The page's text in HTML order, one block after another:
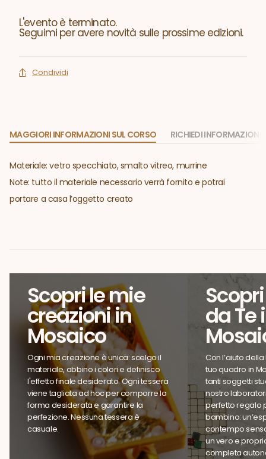
L'evento è terminato.
Seguimi per avere novità sulle prossime edizioni.
Condividi
MAGGIORI INFORMAZIONI SUL CORSO RICHIEDI INFORMAZIONI
Materiale: vetro specchiato, smalto vitreo, murrine
Note: tutto il materiale necessario verrà fornito e potrai
portare a casa l’oggetto creato
Scopri le mie
creazioni in
Mosaico
Ogni mia creazione è unica: scelgo il
materiale, abbino i colori e definisco
l'effetto finale desiderato. Ogni tessera
viene tagliata ad hoc per comporre la
forma desiderata e garantire la
perfezione. Nessuna tessera è
casuale.
da Te
Con l’aiuto
tuo quadro in
tanti soggetti
nostro
perfetto regalo
bambino:
contempo
un vero e
completa